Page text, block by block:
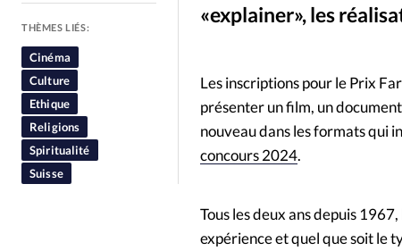
People
Politique Religions
«explainer», les
THÈMES LIÉS:
Cinéma
Culture
Ethique
Religions
Spiritualité
Suisse
Les inscriptions pour le Prix
présenter un film, un
nouveau dans les formats qui
concours 2024.
Tous les deux ans depuis
expérience et quel que soit le